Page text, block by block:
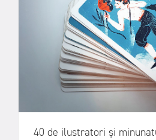
40 de ilustratori și